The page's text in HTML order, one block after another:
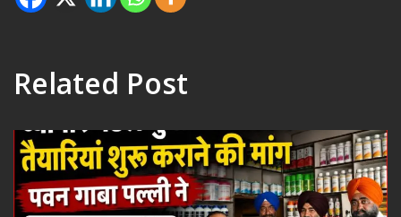
Related Post